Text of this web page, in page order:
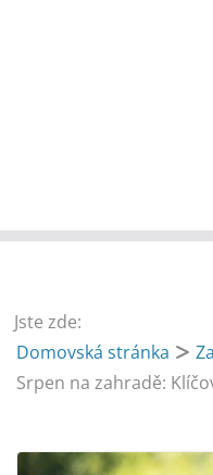
Jste zde:
Domovská stránka
Srpen na zahradě: